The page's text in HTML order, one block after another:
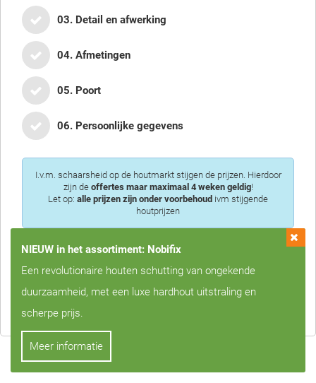
03. Detail en afwerking
04. Afmetingen
05. Poort
06. Persoonlijke gegevens
I.v.m. schaarsheid op de houtmarkt stijgen de prijzen. Hierdoor
zijn de offertes maar maximaal 4 weken geldig!
Let op: alle prijzen zijn onder voorbehoud ivm stijgende
houtprijzen
NIEUW in het assortiment: Nobifix
Een revolutionaire houten schutting van ongekende
duurzaamheid, met een luxe hardhout uitstraling en
scherpe prijs.
Meer informatie